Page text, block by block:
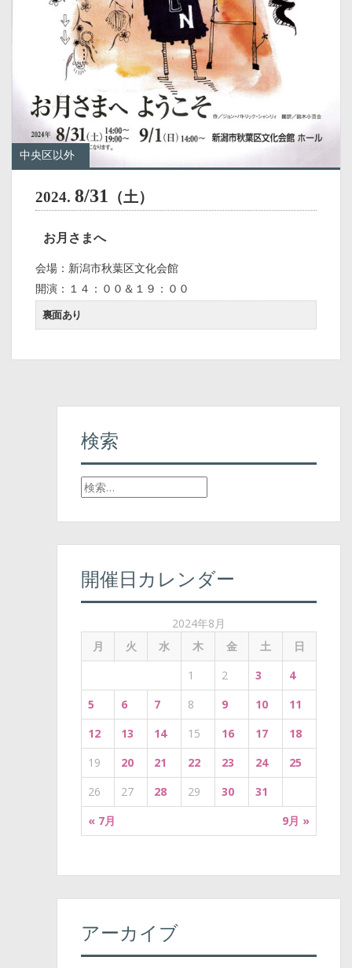
中央区以外
2024. 8/31 （土）
お月さまへ
会場：新潟市秋葉区文化会館
開演：１４：００＆１９：００
裏面あり
検索
検
索
開催日カレンダー
2024年8月
月
火 水 木 金 土 日
« 7月 9月 »
1 2 3
4
5
6 7 8 9 10
11
12
13 14 15 16 17
18
19
20 21 22 23 24
25
26
27 28 29 30 31
アーカイブ